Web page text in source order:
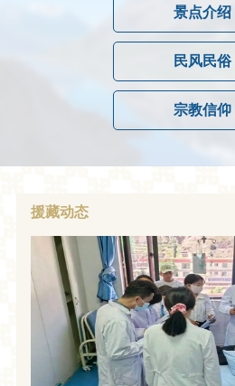
景点介绍
民风民俗
宗教信仰
援藏动态